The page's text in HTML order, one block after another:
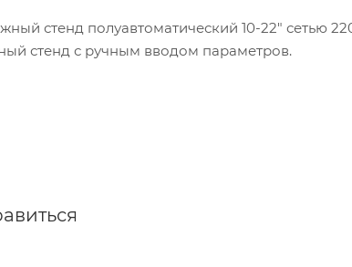
стенд полуавтоматический 10-22" сетью
стенд с ручным вводом параметров.